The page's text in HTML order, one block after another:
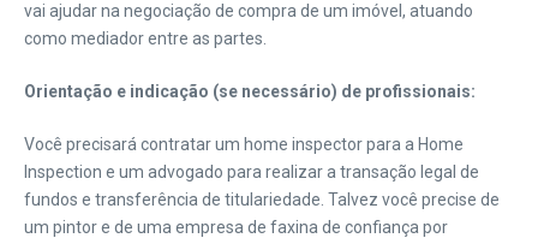
vai ajudar na negociação de compra de um imóvel, atuando
como mediador entre as partes.
Orientação e indicação (se necessário) de profissionais:
Você precisará contratar um home inspector para a Home
Inspection e um advogado para realizar a transação legal de
fundos e transferência de titulariedade. Talvez você precise de
um pintor e de uma empresa de faxina de confiança por